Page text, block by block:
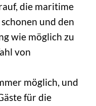
die maritime
und den
wie möglich zu
von
möglich, und
für die